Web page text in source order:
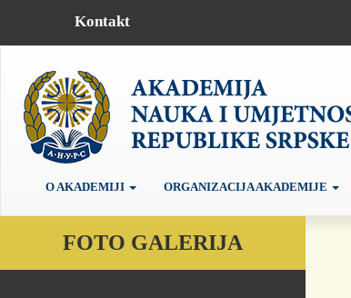
Kontakt
O AKADEMIJI ORGANIZACIJA AKADEMIJE
FOTO GALERIJA